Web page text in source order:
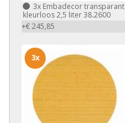
3x Embadecor transparant
kleurloos 2,5 liter 38.2600
+€ 245,85
3x